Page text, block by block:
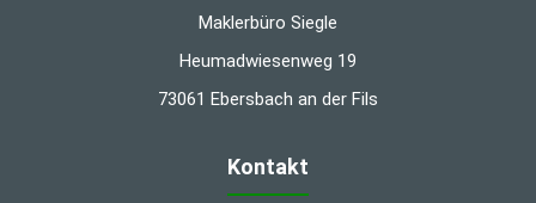
Maklerbüro Siegle
Heumadwiesenweg 19
73061 Ebersbach an der Fils
Kontakt